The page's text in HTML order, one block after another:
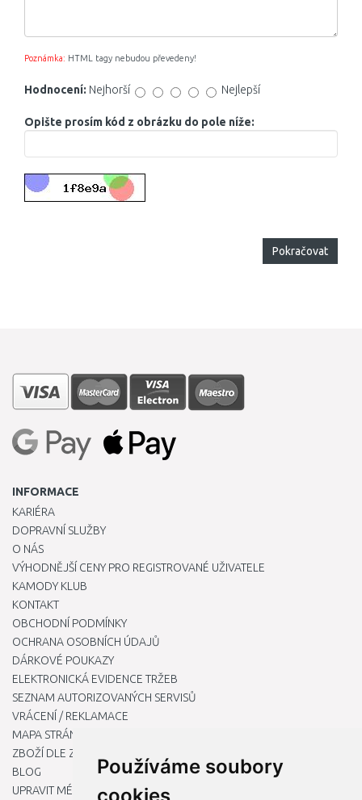
Používáme soubory
Poznámka: HTML tagy nebudou převedeny!
Hodnocení: Nejhorší Nejlepší
Opište prosím kód z obrázku do pole níže:
Pokračovat
INFORMACE
KARIÉRA
DOPRAVNÍ SLUŽBY
O NÁS
VÝHODNĚJŠÍ CENY PRO REGISTROVANÉ UŽIVATELE
KAMODY KLUB
KONTAKT
OBCHODNÍ PODMÍNKY
OCHRANA OSOBNÍCH ÚDAJŮ
DÁRKOVÉ POUKAZY
ELEKTRONICKÁ EVIDENCE TRŽEB
SEZNAM AUTORIZOVANÝCH SERVISŮ
VRÁCENÍ / REKLAMACE
MAPA STRÁNKY
ZBOŽÍ DLE ZNAČEK
BLOG
UPRAVIT MÉ PŘEDVOLBY COOKIES